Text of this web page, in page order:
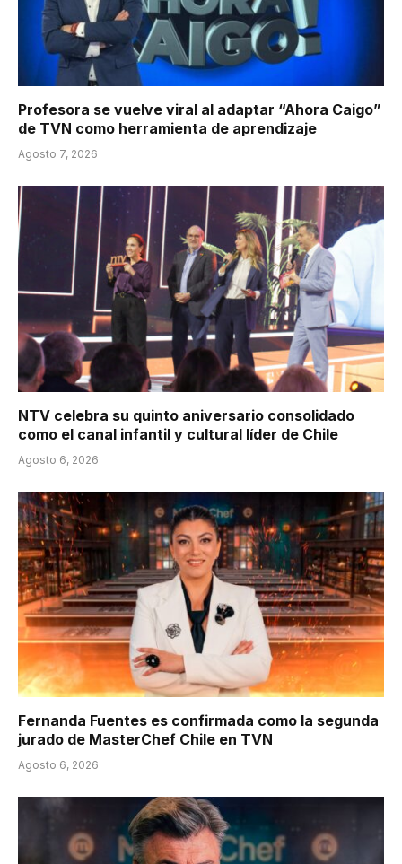
Profesora se vuelve viral al adaptar “Ahora Caigo”
de TVN como herramienta de aprendizaje
Agosto 7, 2026
NTV celebra su quinto aniversario consolidado
como el canal infantil y cultural líder de Chile
Agosto 6, 2026
Fernanda Fuentes es confirmada como la segunda
jurado de MasterChef Chile en TVN
Agosto 6, 2026